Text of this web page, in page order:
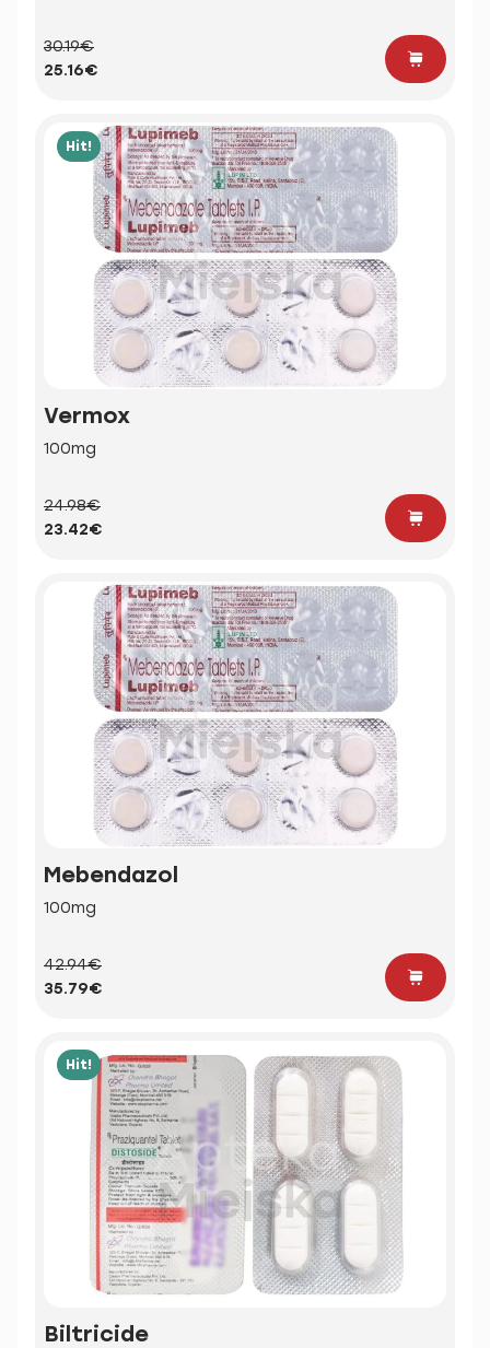
30.19€
25.16€
Hit!
Vermox
100mg
24.98€
23.42€
Mebendazol
100mg
42.94€
35.79€
Hit!
Biltricide